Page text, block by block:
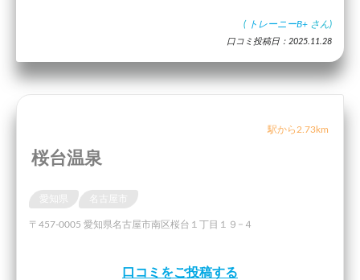
( トレーニーB+ さん)
口コミ投稿日：2025.11.28
駅から2.73km
桜台温泉
名古屋市
〒457-0005 愛知県名古屋市南区桜台１丁目１９−４
口コミをご投稿する